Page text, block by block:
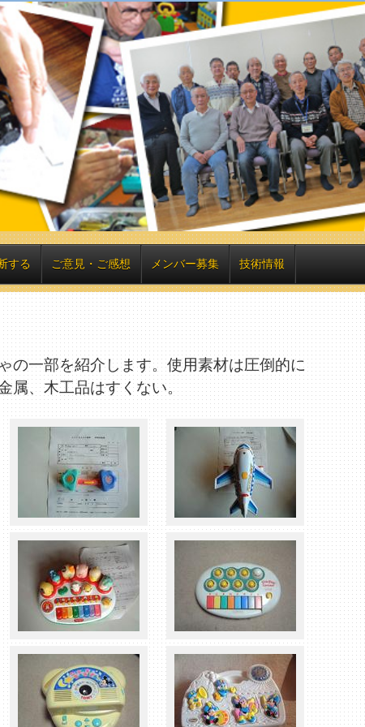
する ご意見・ご感想 メンバー募集 技術情報
の一部を紹介します。使用素材は圧倒的に
属、木工品はすくない。